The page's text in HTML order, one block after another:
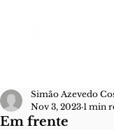
Em frente
Simão Azevedo
Nov 3, 2023 1 min